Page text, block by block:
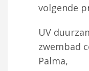
volgende
UV
zwembad
Palma,